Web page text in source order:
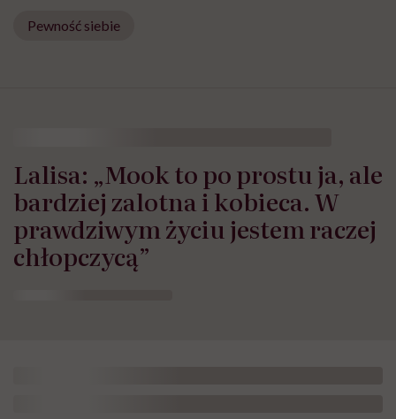
Pewność siebie
Lalisa: „Mook to po prostu ja, ale
bardziej zalotna i kobieca. W
prawdziwym życiu jestem raczej
chłopczycą”